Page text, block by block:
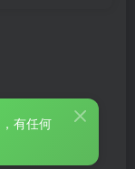
有任何